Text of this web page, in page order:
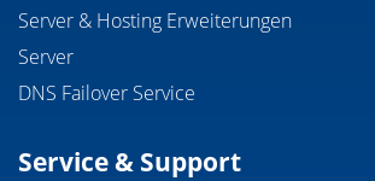
Server & Hosting Erweiterungen
Server
DNS Failover Service
Service & Support